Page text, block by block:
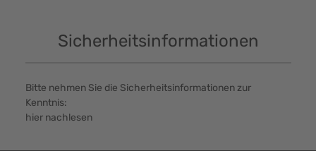
Sicherheitsinformationen
Bitte nehmen Sie die Sicherheitsinformationen zur
Kenntnis:
hier nachlesen